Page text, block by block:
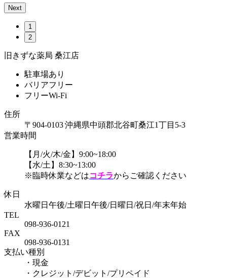
Next
1
2
旧きずな薬局 桑江店
駐車場あり
バリアフリー
フリーWi-Fi
住所
〒904-0103 沖縄県中頭郡北谷町桑江1丁目5-3
営業時間
【月/火/木/金】9:00~18:00
【水/土】8:30~13:00
※臨時休業などはコチラからご確認ください
休日
水曜日午後/土曜日午後/日曜日/祝日/年末年始
TEL
098-936-0121
FAX
098-936-0131
支払い種別
・現金
・クレジット/デビット/プリペイド